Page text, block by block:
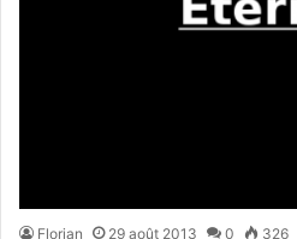
Florian 29 août 2013 0 326